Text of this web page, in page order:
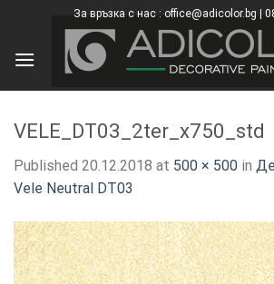
content
За връзка с нас : office@adicolor.bg |
VELE_DT03_2ter_x750_std
Published 20.12.2018 at 500 × 500 in
Vele Neutral DT03
×